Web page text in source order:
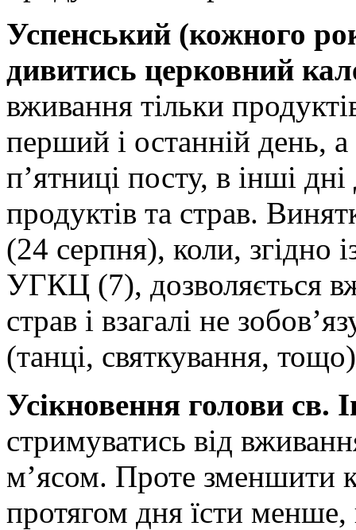
Успенський (кожного
дивитись церковний
вживання тільки
перший і останній день, а
п’ятниці посту, в інші
продуктів та страв.
(24 серпня), коли, згідно
УГКЦ (7), дозволяється
страв і взагалі не
(танці, святкування,
Усікновення голови св.
стримуватись від
м’ясом. Проте зменшити
протягом дня їсти менше,